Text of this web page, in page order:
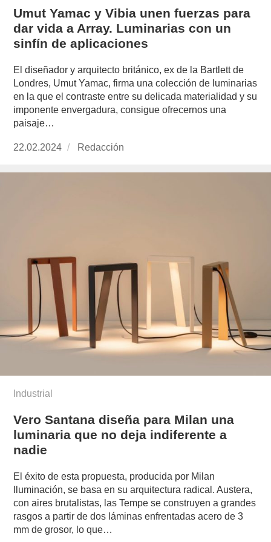
Umut Yamac y Vibia unen fuerzas para
dar vida a Array. Luminarias con un
sinfín de aplicaciones
El diseñador y arquitecto británico, ex de la Bartlett de
Londres, Umut Yamac, firma una colección de luminarias
en la que el contraste entre su delicada materialidad y su
imponente envergadura, consigue ofrecernos una
paisaje…
Publicado
22.02.2024 https://www.experimenta.es/author/redaccion/
Redacción
Industrial
Vero Santana diseña para Milan una
luminaria que no deja indiferente a
nadie
El éxito de esta propuesta, producida por Milan
Iluminación, se basa en su arquitectura radical. Austera,
con aires brutalistas, las Tempe se construyen a grandes
rasgos a partir de dos láminas enfrentadas acero de 3
mm de grosor, lo que…